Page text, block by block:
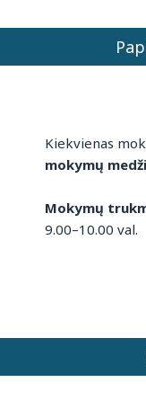
Kiekvienas
mokymų
Mokymų
9.00–10.00 val.